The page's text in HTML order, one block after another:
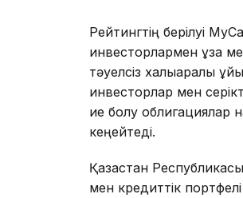
Рейтингтің берілуі
инвесторлармен ұзақ
тәуелсіз халықаралық
инвесторлар мен
ие болу облигациялар
кеңейтеді.
Қазақстан
мен кредиттік